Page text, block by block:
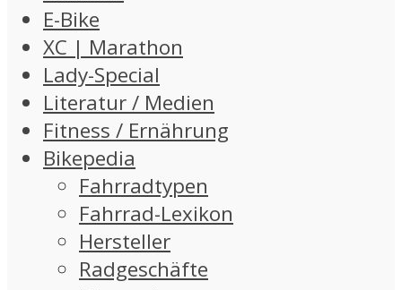
E-Bike
XC | Marathon
Lady-Special
Literatur / Medien
Fitness / Ernährung
Bikepedia
Fahrradtypen
Fahrrad-Lexikon
Hersteller
Radgeschäfte